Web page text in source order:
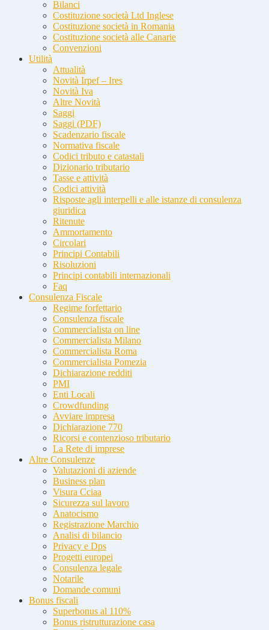
Bilanci
Costituzione società Ltd Inglese
Costituzione società in Romania
Costituzione società alle Canarie
Convenzioni
Utilità
Attualità
Novità Irpef – Ires
Novità Iva
Altre Novità
Saggi
Saggi (PDF)
Scadenzario fiscale
Normativa fiscale
Codici tributo e catastali
Dizionario tributario
Tasse e attività
Codici attività
Risposte agli interpelli e alle istanze di consulenza
giuridica
Ritenute
Ammortamento
Circolari
Principi Contabili
Risoluzioni
Principi contabili internazionali
Faq
Consulenza Fiscale
Regime forfettario
Consulenza fiscale
Commercialista on line
Commercialista Milano
Commercialista Roma
Commercialista Pomezia
Dichiarazione redditi
PMI
Enti Locali
Crowdfunding
Avviare impresa
Dichiarazione 770
Ricorsi e contenzioso tributario
La Rete di imprese
Altre Consulenze
Valutazioni di aziende
Business plan
Visura Cciaa
Sicurezza sul lavoro
Anatocismo
Registrazione Marchio
Analisi di bilancio
Privacy e Dps
Progetti europei
Consulenza legale
Notarile
Domande comuni
Bonus fiscali
Superbonus al 110%
Bonus ristrutturazione casa